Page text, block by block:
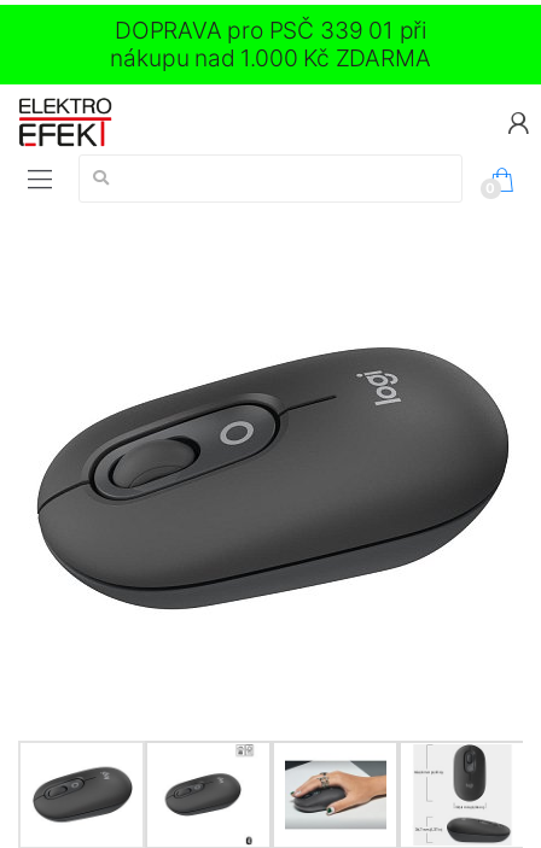
DOPRAVA pro PSČ 339 01 při
nákupu nad 1.000 Kč ZDARMA
Vyhledávání:
0